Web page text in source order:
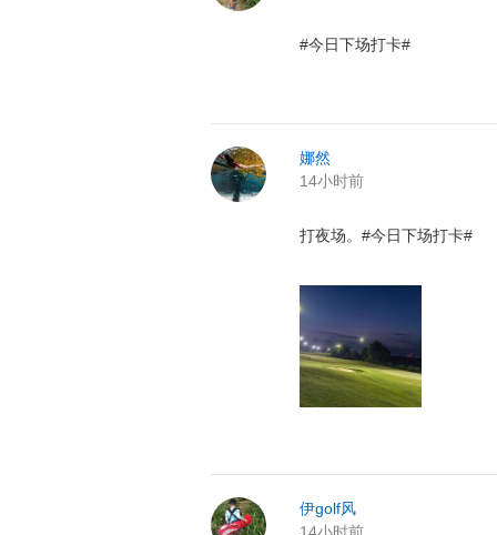
#今日下场打卡#
娜然
14小时前
打夜场。#今日下场打卡#
伊golf风